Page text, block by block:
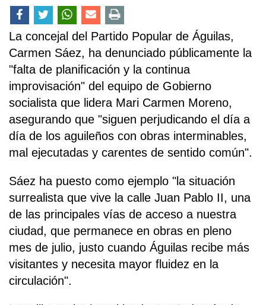
La concejal del Partido Popular de Águilas,
Carmen Sáez, ha denunciado públicamente la
"falta de planificación y la continua
improvisación" del equipo de Gobierno
socialista que lidera Mari Carmen Moreno,
asegurando que "siguen perjudicando el día a
día de los aguileños con obras interminables,
mal ejecutadas y carentes de sentido común".
Sáez ha puesto como ejemplo "la situación
surrealista que vive la calle Juan Pablo II, una
de las principales vías de acceso a nuestra
ciudad, que permanece en obras en pleno
mes de julio, justo cuando Águilas recibe más
visitantes y necesita mayor fluidez en la
circulación".